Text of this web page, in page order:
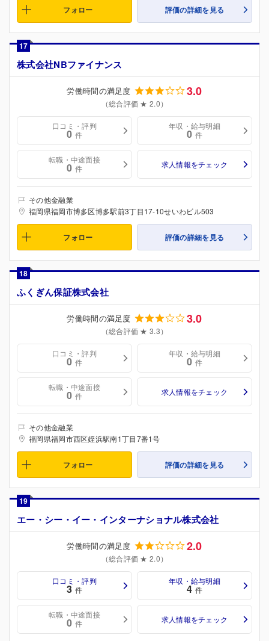
フォロー 評価の詳細を見る
17
株式会社NBファイナンス
労働時間の満足度 3.0
（総合評価 ★ 2.0）
口コミ・評判
0 件
年収・給与明細
0 件
転職・中途面接
0 件 求人情報をチェック
その他金融業
福岡県福岡市博多区博多駅前3丁目17-10せいわビル503
フォロー 評価の詳細を見る
18
ふくぎん保証株式会社
労働時間の満足度 3.0
（総合評価 ★ 3.3）
口コミ・評判
0 件
年収・給与明細
0 件
転職・中途面接
0 件 求人情報をチェック
その他金融業
福岡県福岡市西区姪浜駅南1丁目7番1号
フォロー 評価の詳細を見る
19
エー・シー・イー・インターナショナル株式会社
労働時間の満足度 2.0
（総合評価 ★ 2.0）
口コミ・評判
3 件
年収・給与明細
4 件
転職・中途面接
0 件 求人情報をチェック